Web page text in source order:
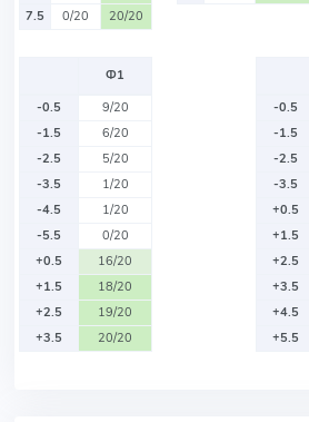
7.5
0/20 20/20
Ф1
-0.5
9/20
-1.5
6/20
-2.5
5/20
-3.5
1/20
-4.5
1/20
-5.5
0/20
+0.5
16/20
+1.5
18/20
+2.5
19/20
+3.5
20/20
-0.5
-1.5
-2.5
-3.5
+0.5
+1.5
+2.5
+3.5
+4.5
+5.5